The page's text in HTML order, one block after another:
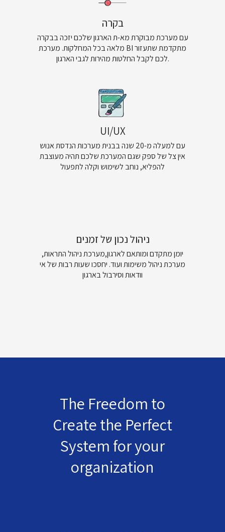
בקרה
עם מערכת מבוקרת מא-ת הארגון שלכם יזכה בבקרה
מלאה בכל המחלקות. מערכת BI מתקדמת שתעזור
לכם לקבל החלטות מהירות לגבי הארגון.
UI/UX
עם למעלה מ-20 שנה בבנית מערכות הנדסת אנוש
אין צל של ספק שגם המערכת שלכם תהיה מעוצבת
להפליא, נוחב לשימוש וקלה לתפעול
ניהול נכון של זמנים
יומן מתקדם ומותאם לארגון,מערכת ניהול התראות,
מערכת ניהול משימות ועוד. יחסכו שעות רבות של אי
וודאות וסירבול בארגון
The Freedom to
Create the Perfect
System for your
organization